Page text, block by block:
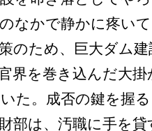
なかで静かに疼い
のため、巨大ダム
界を巻き込んだ大
た。成否の鍵を握
部は、汚職に手を